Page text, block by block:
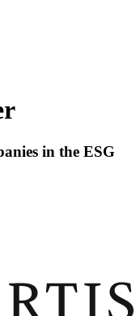
in the ESG